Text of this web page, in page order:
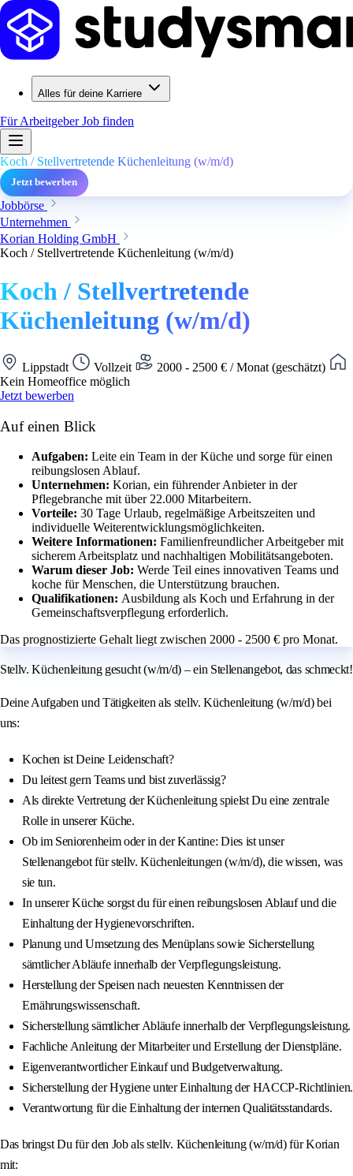
Alles für deine Karriere
Für ArbeitgeberJob finden
Koch / Stellvertretende Küchenleitung (w/m/d)
Jetzt bewerben
Jobbörse
Unternehmen
Korian Holding GmbH
Koch / Stellvertretende Küchenleitung (w/m/d)
Koch / Stellvertretende
Küchenleitung (w/m/d)
Lippstadt Vollzeit
2000 - 2500 € / Monat (geschätzt)
Kein Homeoffice möglich
Jetzt bewerben
Auf einen Blick
Aufgaben: Leite ein Team in der Küche und sorge für einen
reibungslosen Ablauf.
Unternehmen: Korian, ein führender Anbieter in der
Pflegebranche mit über 22.000 Mitarbeitern.
Vorteile: 30 Tage Urlaub, regelmäßige Arbeitszeiten und
individuelle Weiterentwicklungsmöglichkeiten.
Weitere Informationen: Familienfreundlicher Arbeitgeber mit
sicherem Arbeitsplatz und nachhaltigen Mobilitätsangeboten.
Warum dieser Job: Werde Teil eines innovativen Teams und
koche für Menschen, die Unterstützung brauchen.
Qualifikationen: Ausbildung als Koch und Erfahrung in der
Gemeinschaftsverpflegung erforderlich.
Das prognostizierte Gehalt liegt zwischen 2000 - 2500 € pro Monat.
Stellv. Küchenleitung gesucht (w/m/d) – ein Stellenangebot, das schmeckt!
Deine Aufgaben und Tätigkeiten als stellv. Küchenleitung (w/m/d) bei
uns:
Kochen ist Deine Leidenschaft?
Du leitest gern Teams und bist zuverlässig?
Als direkte Vertretung der Küchenleitung spielst Du eine zentrale
Rolle in unserer Küche.
Ob im Seniorenheim oder in der Kantine: Dies ist unser
Stellenangebot für stellv. Küchenleitungen (w/m/d), die wissen, was
sie tun.
In unserer Küche sorgst du für einen reibungslosen Ablauf und die
Einhaltung der Hygienevorschriften.
Planung und Umsetzung des Menüplans sowie Sicherstellung
sämtlicher Abläufe innerhalb der Verpflegungsleistung.
Herstellung der Speisen nach neuesten Kenntnissen der
Ernährungswissenschaft.
Sicherstellung sämtlicher Abläufe innerhalb der Verpflegungsleistung.
Fachliche Anleitung der Mitarbeiter und Erstellung der Dienstpläne.
Eigenverantwortlicher Einkauf und Budgetverwaltung.
Sicherstellung der Hygiene unter Einhaltung der HACCP-Richtlinien.
Verantwortung für die Einhaltung der internen Qualitätsstandards.
Das bringst Du für den Job als stellv. Küchenleitung (w/m/d) für Korian
mit: